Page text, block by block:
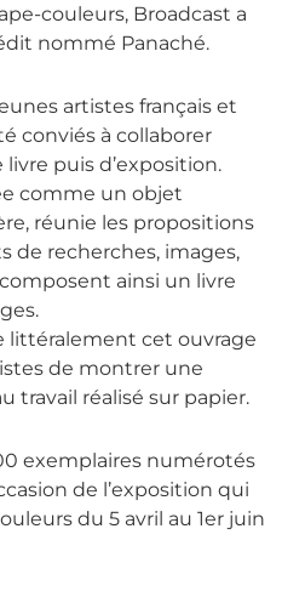
couleurs, Broadcast a
nommé Panaché.
artistes français et
conviés à collaborer
puis d’exposition.
comme un objet
réunie les propositions
de recherches, images,
ainsi un livre
littéralement cet ouvrage
de montrer une
travail réalisé sur papier.
exemplaires numérotés
de l’exposition qui
du 5 avril au 1er juin